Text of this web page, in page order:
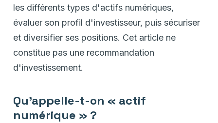
les différents types d'actifs numériques,
évaluer son profil d'investisseur, puis sécuriser
et diversifier ses positions. Cet article ne
constitue pas une recommandation
d'investissement.
Qu'appelle-t-on « actif
numérique » ?